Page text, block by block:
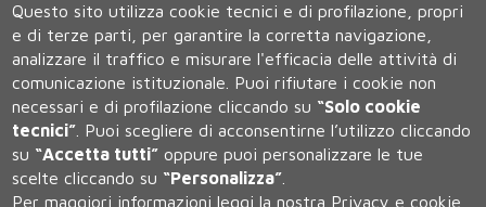
Università degli Studi di Siena
Rettorato, via Banchi di Sotto 55, 53100 Siena ITALIA
Questo sito utilizza cookie tecnici e di profilazione, propri
e di terze parti, per garantire la corretta navigazione,
analizzare il traffico e misurare l'efficacia delle attività di
comunicazione istituzionale. Puoi rifiutare i cookie non
necessari e di profilazione cliccando su “Solo cookie
tecnici” Puoi scegliere di acconsentirne l’utilizzo cliccando
su “Accetta tutti” oppure puoi personalizzare le tue
scelte cliccando su “Personalizza”
Per maggiori informazioni leggi la nostra Privacy e cookie